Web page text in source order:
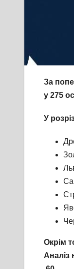
За
у 275
У
Окрім
Аналіз